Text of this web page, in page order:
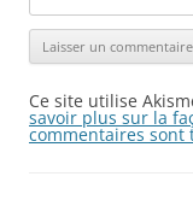
Ce site utilise
savoir plus sur la
commentaires sont